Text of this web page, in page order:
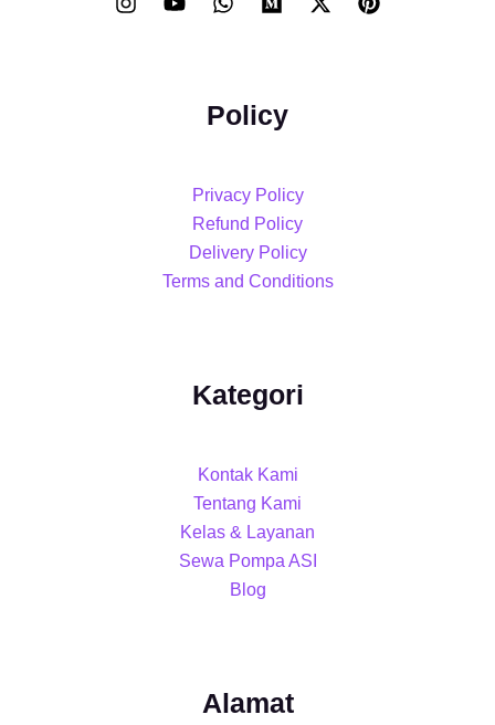
Policy
Privacy Policy
Refund Policy
Delivery Policy
Terms and Conditions
Kategori
Kontak Kami
Tentang Kami
Kelas & Layanan
Sewa Pompa ASI
Blog
Alamat